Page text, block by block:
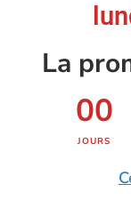
La
00
JOURS
perdu ?
Se connecter